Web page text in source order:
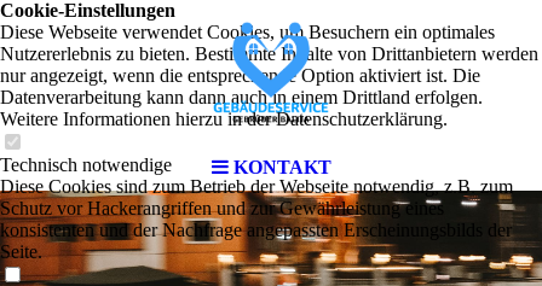
KONTAKT
Cookie-Einstellungen
Diese Webseite verwendet Cookies, um Besuchern ein optimales
Nutzererlebnis zu bieten. Bestimmte Inhalte von Drittanbietern werden
nur angezeigt, wenn die entsprechende Option aktiviert ist. Die
Datenverarbeitung kann dann auch in einem Drittland erfolgen.
Weitere Informationen hierzu in der Datenschutzerklärung.
Technisch notwendige
Diese Cookies sind zum Betrieb der Webseite notwendig, z.B. zum
Schutz vor Hackerangriffen und zur Gewährleistung eines
konsistenten und der Nachfrage angepassten Erscheinungsbilds der
Seite.